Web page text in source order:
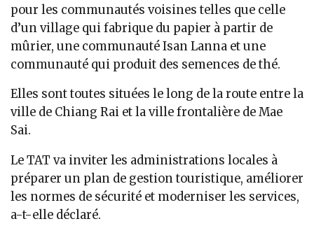
pour les communautés voisines telles que celle
d’un village qui fabrique du papier à partir de
mûrier, une communauté Isan Lanna et une
communauté qui produit des semences de thé.
Elles sont toutes situées le long de la route entre la
ville de Chiang Rai et la ville frontalière de Mae
Sai.
Le TAT va inviter les administrations locales à
préparer un plan de gestion touristique, améliorer
les normes de sécurité et moderniser les services,
a-t-elle déclaré.